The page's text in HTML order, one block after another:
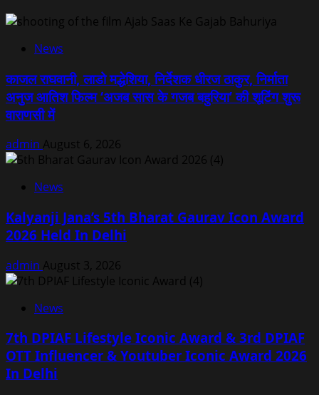
News
काजल राघवानी, लाडो मद्धेशिया, निर्देशक धीरज ठाकुर, निर्माता
अनुज आतिश फिल्म ‘अजब सास के गजब बहुरिया’ की शूटिंग शुरू
वाराणसी में
admin August 6, 2026
News
Kalyanji Jana’s 5th Bharat Gaurav Icon Award
2026 Held In Delhi
admin August 3, 2026
News
7th DPIAF Lifestyle Iconic Award & 3rd DPIAF
OTT Influencer & Youtuber Iconic Award 2026
In Delhi